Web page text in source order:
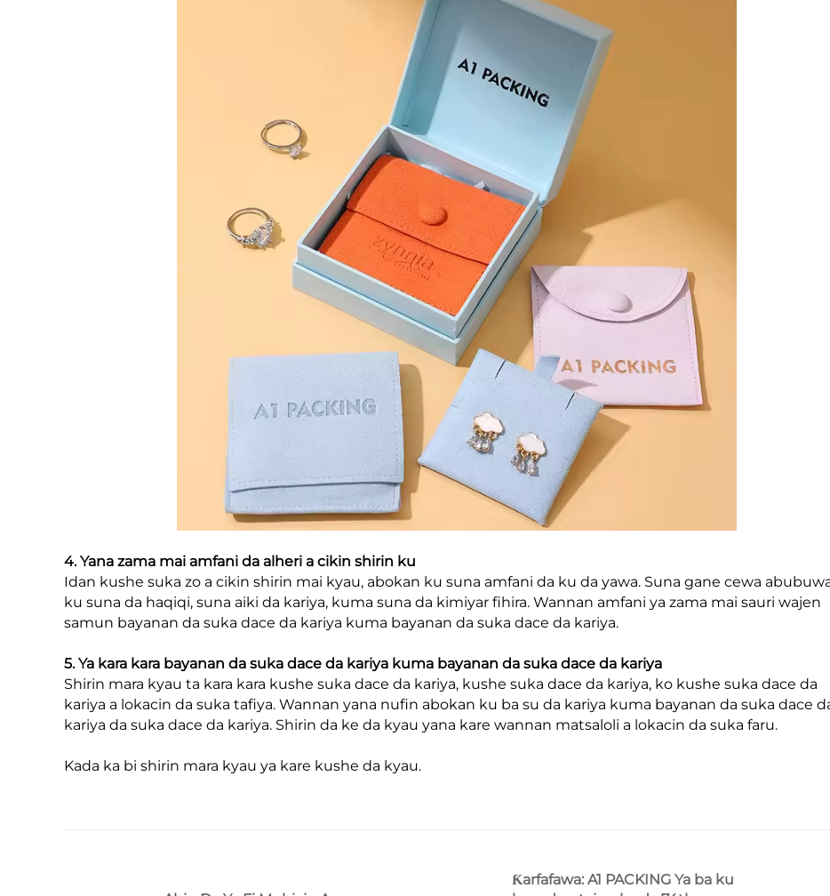
4. Yana zama mai amfani da alheri a cikin shirin ku
Idan kushe suka zo a cikin shirin mai kyau, abokan ku suna amfani da ku da yawa. Suna gane cewa
ku suna da haqiqi, suna aiki da kariya, kuma suna da kimiyar fihira. Wannan amfani ya zama mai sauri wajen
samun bayanan da suka dace da kariya kuma bayanan da suka dace da kariya.
5. Ya kara kara bayanan da suka dace da kariya kuma bayanan da suka dace da kariya
Shirin mara kyau ta kara kara kushe suka dace da kariya, kushe suka dace da kariya, ko kushe suka dace da
kariya a lokacin da suka tafiya. Wannan yana nufin abokan ku ba su da kariya kuma bayanan da suka dace
kariya da suka dace da kariya. Shirin da ke da kyau yana kare wannan matsaloli a lokacin da suka faru.
Kada ka bi shirin mara kyau ya kare kushe da kyau.
Ƙarfafawa: A1 PACKING Ya ba ku